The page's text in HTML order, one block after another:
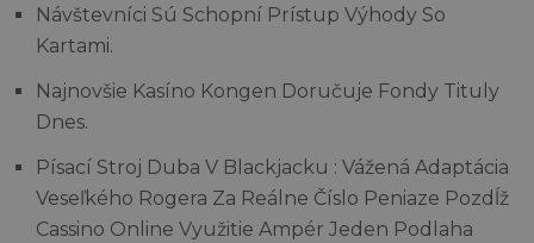
Návštevníci Sú Schopní Prístup Výhody So
Kartami.
Najnovšie Kasíno Kongen Doručuje Fondy Tituly
Dnes.
Písací Stroj Duba V Blackjacku : Vážená Adaptácia
Veseľkého Rogera Za Reálne Číslo Peniaze Pozdĺž
Cassino Online Využitie Ampér Jeden Podlaha